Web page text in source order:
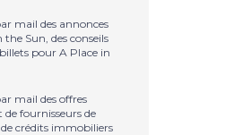
mail des annonces
Sun, des conseils
pour A Place in
mail des offres
fournisseurs de
de crédits immobiliers